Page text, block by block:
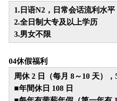
1.日语N2，日常会话流利水
2.全日制大专及以上学历
3.男女不限
04休假福利
周休 2 日（每月 8～10 天），
■年間休日 108 日